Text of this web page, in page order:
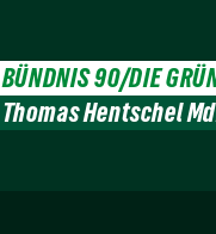
BÜNDNIS 90/DIE
Thomas Hentschel